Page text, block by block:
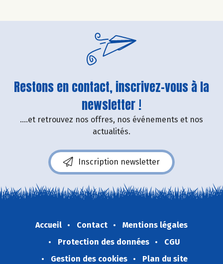
Restons en contact, inscrivez-vous à la
newsletter !
....et retrouvez nos offres, nos événements et nos
actualités.
Inscription newsletter
Accueil Contact
Mentions légales
Protection des données
CGU
Gestion des cookies
Plan du site